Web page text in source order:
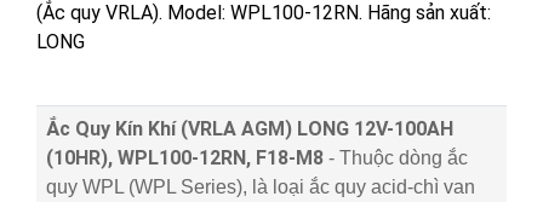
(Ắc quy VRLA). Model: WPL100-12RN. Hãng sản xuất:
LONG
Ắc Quy Kín Khí (VRLA AGM) LONG 12V-100AH
(10HR), WPL100-12RN, F18-M8- Thuộc dòng ắc
quy WPL (WPL Series), là loại ắc quy acid-chì van